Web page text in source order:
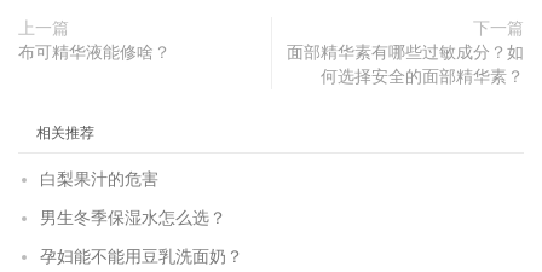
上一篇
布可精华液能修啥？
下一篇
面部精华素有哪些过敏成分？如
何选择安全的面部精华素？
相关推荐
白梨果汁的危害
男生冬季保湿水怎么选？
孕妇能不能用豆乳洗面奶？